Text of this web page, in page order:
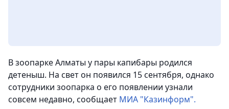
В зоопарке Алматы у пары капибары родился
детеныш. На свет он появился 15 сентября, однако
сотрудники зоопарка о его появлении узнали
совсем недавно, сообщает МИА "Казинформ".